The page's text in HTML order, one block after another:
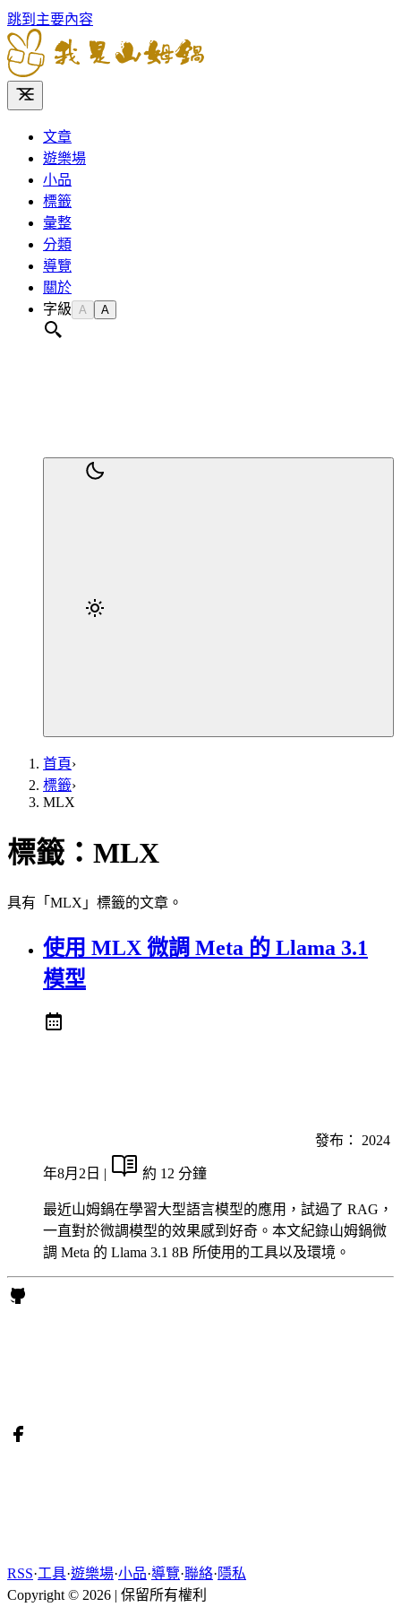
跳到主要內容
文章
遊樂場
小品
標籤
彙整
分類
導覽
關於
字級 A A
首頁›
標籤›
MLX
標籤： MLX
具有「MLX」標籤的文章。
使用 MLX 微調 Meta 的 Llama 3.1
模型
發布： 2024
年8月2日 | 約 12 分鐘
最近山姆鍋在學習大型語言模型的應用，試過了 RAG，
一直對於微調模型的效果感到好奇。本文紀錄山姆鍋微
調 Meta 的 Llama 3.1 8B 所使用的工具以及環境。
RSS·工具·遊樂場·小品·導覽·聯絡·隱私
Copyright © 2026 | 保留所有權利